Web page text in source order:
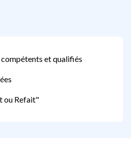
et qualifiés
ou Refait"